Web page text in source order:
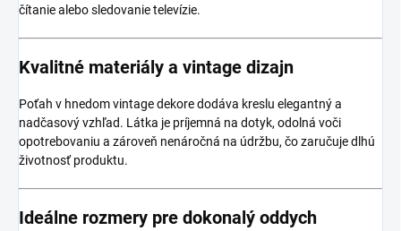
čítanie alebo sledovanie televízie.
Kvalitné materiály a vintage dizajn
Poťah v hnedom vintage dekore dodáva kreslu elegantný a
nadčasový vzhľad. Látka je príjemná na dotyk, odolná voči
opotrebovaniu a zároveň nenáročná na údržbu, čo zaručuje dlhú
životnosť produktu.
Ideálne rozmery pre dokonalý oddych